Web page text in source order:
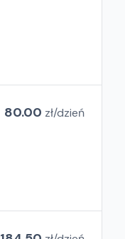
80.00 zł/dzień